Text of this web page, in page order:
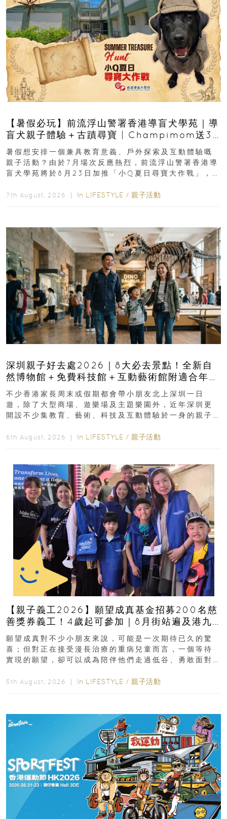
【暑假必玩】前流浮山警署香港導盲犬學苑｜導
盲犬親子體驗＋古蹟尋寶 | Champimom送3
組免費名額
暑假想安排一個兼具教育意義、戶外探索及互動體驗嘅
親子活動？由於7月場次反應熱烈，前流浮山警署香港導
盲犬學苑將於8月23日加推「小Q夏日尋寶大作戰」，家
7th August, 2026 ｜ In LIFESTYLE / 親子活動
深圳親子好去處2026｜8大必去景點！全新自
然博物館＋免費科技館＋互動藝術館附適合年
齡、交通、門票、開放時間
不少香港家長周末或假期都會帶小朋友北上深圳一日
遊，除了大型商場、遊樂場及主題樂園外，近年深圳更
開設不少集教育、藝術、科技及互動體驗於一身的親子
6th August, 2026 ｜ In LIFESTYLE / 親子活動
【親子義工2026】願望成真基金招募200名慈
善獎券義工！4歲起可參加｜8月街站遍及港九
新界
願望成真對不少小朋友來說，可能是一次期待已久的驚
喜；但對正在接受漫長治療的重病兒童而言，一個等待
實現的願望，卻可以成為陪伴他們走過低谷、勇敢面對
5th August, 2026 ｜ In LIFESTYLE / 親子活動